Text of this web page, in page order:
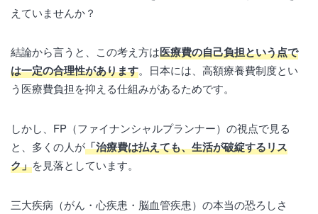
えていませんか？
結論から言うと、この考え方は医療費の自己負担という点で
は一定の合理性があります。日本には、高額療養費制度とい
う医療費負担を抑える仕組みがあるためです。
しかし、FP（ファイナンシャルプランナー）の視点で見る
と、多くの人が「治療費は払えても、生活が破綻するリス
ク」を見落としています。
三大疾病（がん・心疾患・脳血管疾患）の本当の恐ろしさ